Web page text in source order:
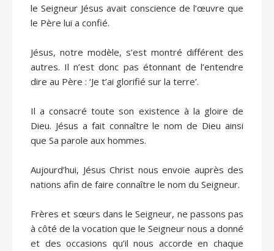
le Seigneur Jésus avait conscience de l’œuvre que
le Père lui a confié.
Jésus, notre modèle, s’est montré différent des
autres. Il n’est donc pas étonnant de l’entendre
dire au Père : ‘Je t’ai glorifié sur la terre’.
Il a consacré toute son existence à la gloire de
Dieu. Jésus a fait connaître le nom de Dieu ainsi
que Sa parole aux hommes.
Aujourd’hui, Jésus Christ nous envoie auprès des
nations afin de faire connaître le nom du Seigneur.
Frères et sœurs dans le Seigneur, ne passons pas
à côté de la vocation que le Seigneur nous a donné
et des occasions qu’il nous accorde en chaque